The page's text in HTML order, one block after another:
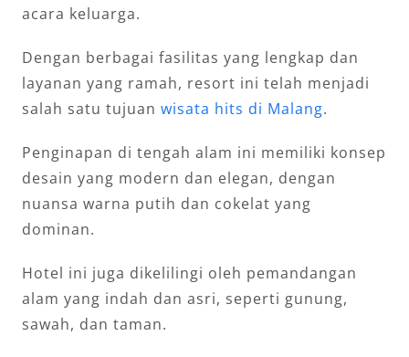
acara keluarga.
Dengan berbagai fasilitas yang lengkap dan
layanan yang ramah, resort ini telah menjadi
salah satu tujuan wisata hits di Malang.
Penginapan di tengah alam ini memiliki konsep
desain yang modern dan elegan, dengan
nuansa warna putih dan cokelat yang
dominan.
Hotel ini juga dikelilingi oleh pemandangan
alam yang indah dan asri, seperti gunung,
sawah, dan taman.